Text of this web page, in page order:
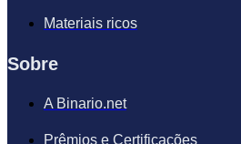
Materiais ricos
Sobre
A Binario.net
Prêmios e Certificações